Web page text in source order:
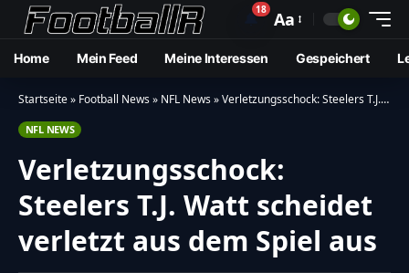
🔔18 Aa
Home Mein Feed Meine Interessen Gespeichert
Startseite» Football News» NFL News»Verletzungsschock: Steelers T.J. Watt scheidet verletzt aus dem Spiel aus
NFL NEWS
Verletzungsschock:
Steelers T.J. Watt scheidet
verletzt aus dem Spiel aus